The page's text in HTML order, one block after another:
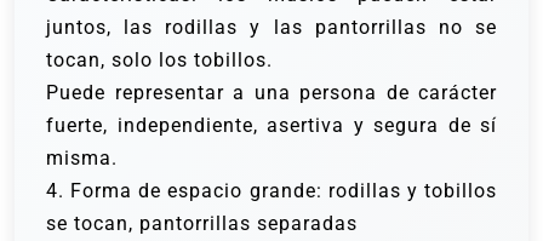
juntos, las rodillas y las pantorrillas no se
tocan, solo los tobillos.
Puede representar a una persona de carácter
fuerte, independiente, asertiva y segura de sí
misma.
4. Forma de espacio grande: rodillas y tobillos
se tocan, pantorrillas separadas